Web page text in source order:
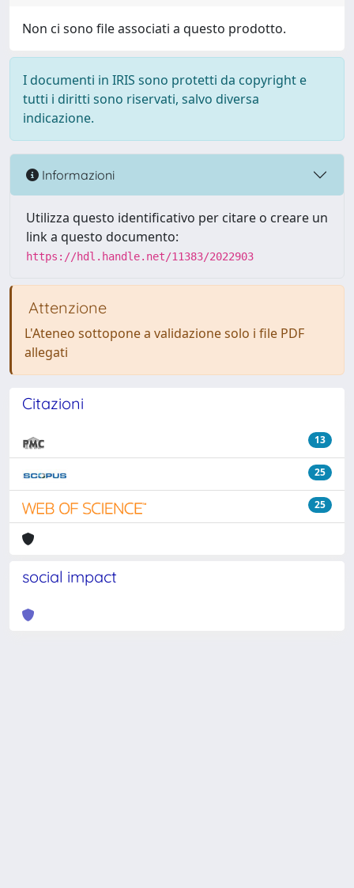
Non ci sono file associati a questo prodotto.
I documenti in IRIS sono protetti da copyright e
tutti i diritti sono riservati, salvo diversa
indicazione.
Informazioni
Utilizza questo identificativo per citare o creare un
link a questo documento:
https://hdl.handle.net/11383/2022903
Attenzione
L'Ateneo sottopone a validazione solo i file PDF
allegati
Citazioni
13
25
25
social impact